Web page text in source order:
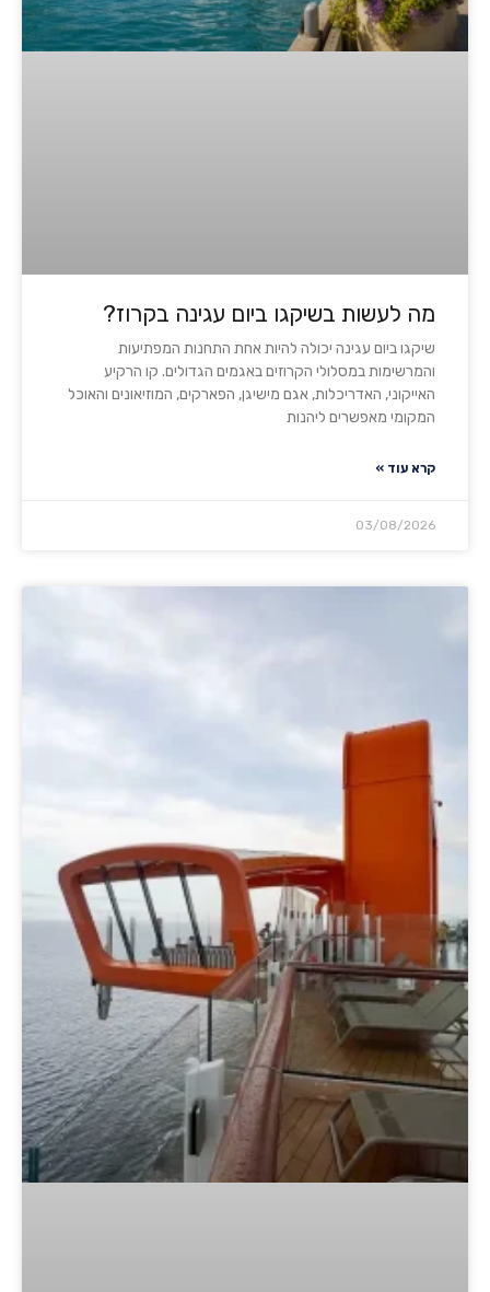
מה לעשות בשיקגו ביום עגינה בקרוז?
שיקגו ביום עגינה יכולה להיות אחת התחנות המפתיעות
והמרשימות במסלולי הקרוזים באגמים הגדולים. קו הרקיע
האייקוני, האדריכלות, אגם מישיגן, הפארקים, המוזיאונים והאוכל
המקומי מאפשרים ליהנות
קרא עוד »
03/08/2026